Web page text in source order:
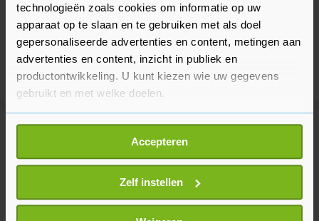
technologieën zoals cookies om informatie op uw
apparaat op te slaan en te gebruiken met als doel
gepersonaliseerde advertenties en content, metingen aan
advertenties en content, inzicht in publiek en
productontwikkeling. U kunt kiezen wie uw gegevens
gebruikt en met welke doelen.
Als u het toestaat, willen we ook graag:
Informatie verzamelen over uw geografische
locatie, die tot een paar meter nauwkeurig kan zijn
Uw apparaat identificeren door het actief te
scannen op specifieke eigenschappen (fingerprinting)
Lees meer over hoe uw persoonlijke gegevens worden
Accepteren
Zelf instellen
KNVB voert nieuwe spelregels
door voor meer tempo in de